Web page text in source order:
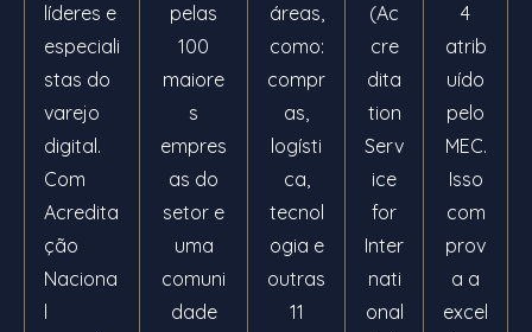
líderes e
especiali
stas do
varejo
digital.
Com
Acredita
ção
Naciona
l
pelas
100
maiore
s
empres
as do
setor e
uma
comuni
dade
áreas,
como:
compr
as,
logísti
ca,
tecnol
ogia e
outras
11
(Ac
cre
dita
tion
Serv
ice
for
Inter
nati
onal
4
atrib
uído
pelo
MEC.
Isso
com
prov
a a
excel